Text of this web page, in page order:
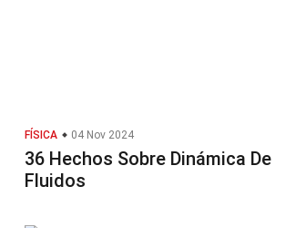
FÍSICA 04 Nov 2024
36 Hechos Sobre Dinámica De
Fluidos